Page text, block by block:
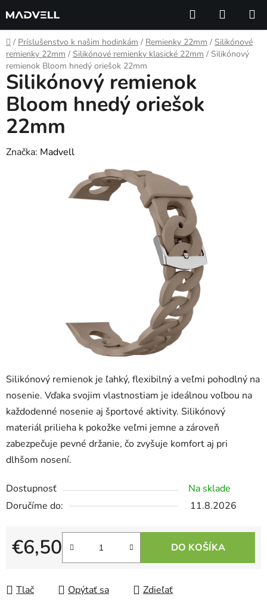
na
obsah
Hľadať
KOŠÍK
Domov
/ Príslušenstvo k našim hodinkám / Remienky 22mm / Silikónové
remienky 22mm / Silikónové remienky klasické 22mm / Silikónový
remienok Bloom hnedý oriešok 22mm
Silikónový remienok je ľahký, flexibilný a veľmi pohodlný na
nosenie. Vďaka svojim vlastnostiam je ideálnou voľbou na
každodenné nosenie aj športové aktivity. Silikónový
materiál prilieha k pokožke veľmi jemne a zároveň
zabezpečuje pevné držanie, čo zvyšuje komfort aj pri
dlhšom nosení.
Dostupnosť
Na sklade
11.8.2026
€6,50
Jednotková cena:
DO KOŠÍKA
Tlač Opýtať sa Zdieľať
Silikónový remienok
Bloom hnedý oriešok
22mm
Značka: Madvell